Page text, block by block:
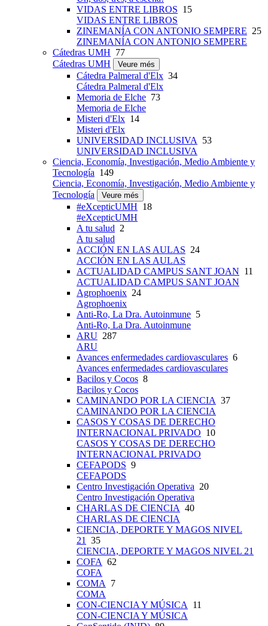
VIDAS ENTRE LIBROS 15
VIDAS ENTRE LIBROS
ZINEMANÍA CON ANTONIO SEMPERE 25
ZINEMANÍA CON ANTONIO SEMPERE
Cátedras UMH 77
Cátedras UMH
Veure més
Cátedra Palmeral d'Elx 34
Cátedra Palmeral d'Elx
Memoria de Elche 73
Memoria de Elche
Misteri d'Elx 14
Misteri d'Elx
UNIVERSIDAD INCLUSIVA
53
UNIVERSIDAD INCLUSIVA
Ciencia, Economía, Investigación, Medio Ambiente y
Tecnología 149
Ciencia, Economía, Investigación, Medio Ambiente y
Tecnología
Veure més
#eXcepticUMH 18
#eXcepticUMH
A tu salud 2
A tu salud
ACCIÓN EN LAS AULAS 24
ACCIÓN EN LAS AULAS
ACTUALIDAD CAMPUS SANT JOAN 11
ACTUALIDAD CAMPUS SANT JOAN
Agrophoenix 24
Agrophoenix
Anti-Ro, La Dra. Autoinmune 5
Anti-Ro, La Dra. Autoinmune
ARU 287
ARU
Avances enfermedades cardiovasculares 6
Avances enfermedades cardiovasculares
Bacilos y Cocos 8
Bacilos y Cocos
CAMINANDO POR LA CIENCIA 37
CAMINANDO POR LA CIENCIA
CASOS Y COSAS DE DERECHO
INTERNACIONAL PRIVADO 10
CASOS Y COSAS DE DERECHO
INTERNACIONAL PRIVADO
CEFAPODS 9
CEFAPODS
Centro Investigación Operativa 20
Centro Investigación Operativa
CHARLAS DE CIENCIA 40
CHARLAS DE CIENCIA
CIENCIA, DEPORTE Y MAGOS NIVEL
21
35
CIENCIA, DEPORTE Y MAGOS NIVEL 21
COFA 62
COFA
COMA
7
COMA
CON-CIENCIA Y MÚSICA
11
CON-CIENCIA Y MÚSICA